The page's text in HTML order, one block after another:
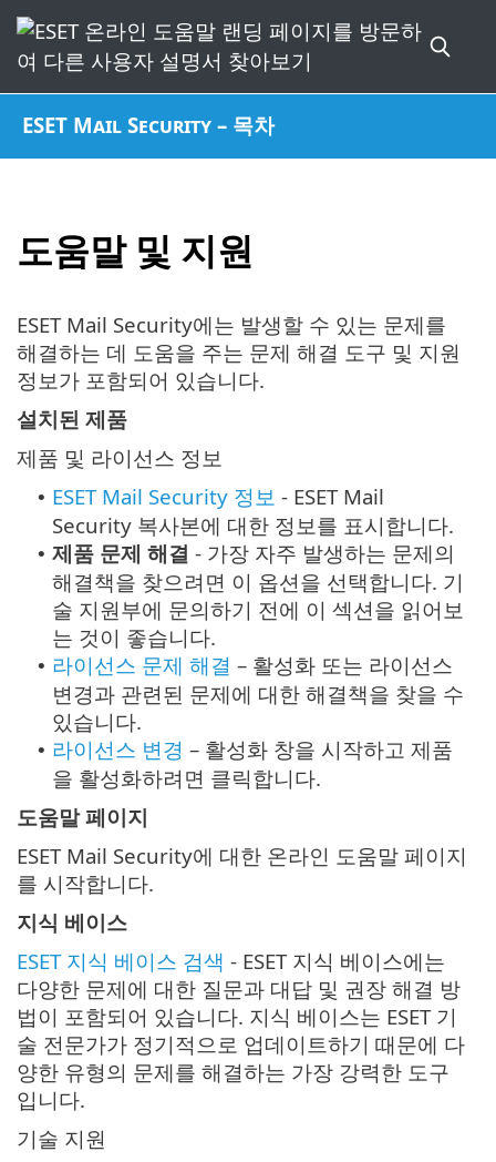
ESET Mail Security – 목차
도움말 및 지원
ESET Mail Security에는 발생할 수 있는 문제를
해결하는 데 도움을 주는 문제 해결 도구 및 지원
정보가 포함되어 있습니다.
설치된 제품
제품 및 라이선스 정보
• ESET Mail Security 정보 - ESET Mail
Security 복사본에 대한 정보를 표시합니다.
• 제품 문제 해결 - 가장 자주 발생하는 문제의
해결책을 찾으려면 이 옵션을 선택합니다. 기
술 지원부에 문의하기 전에 이 섹션을 읽어보
는 것이 좋습니다.
• 라이선스 문제 해결 – 활성화 또는 라이선스
변경과 관련된 문제에 대한 해결책을 찾을 수
있습니다.
• 라이선스 변경 – 활성화 창을 시작하고 제품
을 활성화하려면 클릭합니다.
도움말 페이지
ESET Mail Security에 대한 온라인 도움말 페이지
를 시작합니다.
지식 베이스
ESET 지식 베이스 검색 - ESET 지식 베이스에는
다양한 문제에 대한 질문과 대답 및 권장 해결 방
법이 포함되어 있습니다. 지식 베이스는 ESET 기
술 전문가가 정기적으로 업데이트하기 때문에 다
양한 유형의 문제를 해결하는 가장 강력한 도구
입니다.
기술 지원